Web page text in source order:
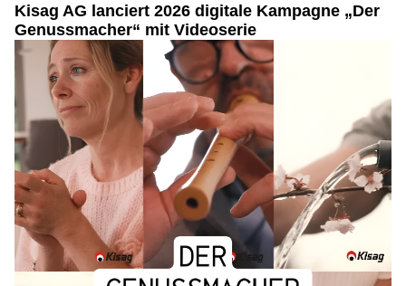
Kisag AG lanciert 2026 digitale Kampagne „Der
Genussmacher“ mit Videoserie